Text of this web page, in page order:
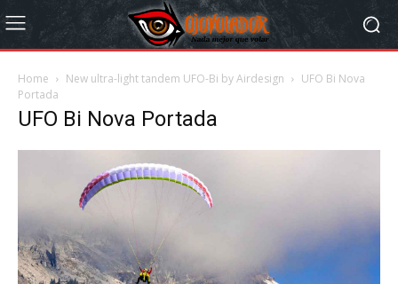
Home New ultra-light tandem UFO-Bi by Airdesign
UFO Bi Nova
Portada
UFO Bi Nova Portada